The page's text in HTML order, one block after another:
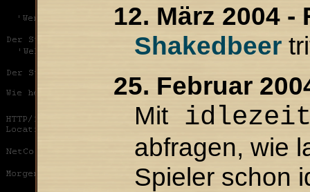
12. März 2004
Shakedbeer
25. Februar
Mit
abfragen, wie
Spieler schon